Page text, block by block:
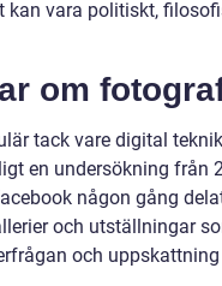
vara politiskt,
om
tack vare digital
en undersökning från
någon gång
och utställningar
och